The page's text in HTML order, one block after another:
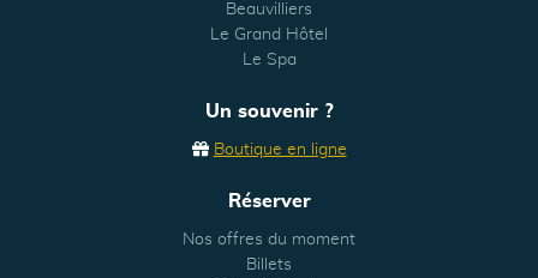
Beauvilliers
Le Grand Hôtel
Le Spa
Un souvenir ?
Boutique en ligne
Réserver
Nos offres du moment
Billets